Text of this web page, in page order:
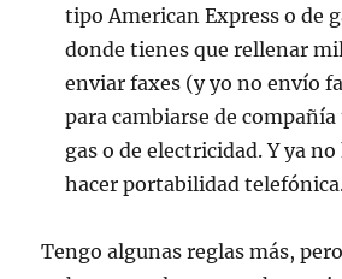
tipo American Express o de
donde tienes que rellenar
enviar faxes (y yo no envío
para cambiarse de
gas o de electricidad. Y ya
hacer portabilidad
Tengo algunas reglas más,